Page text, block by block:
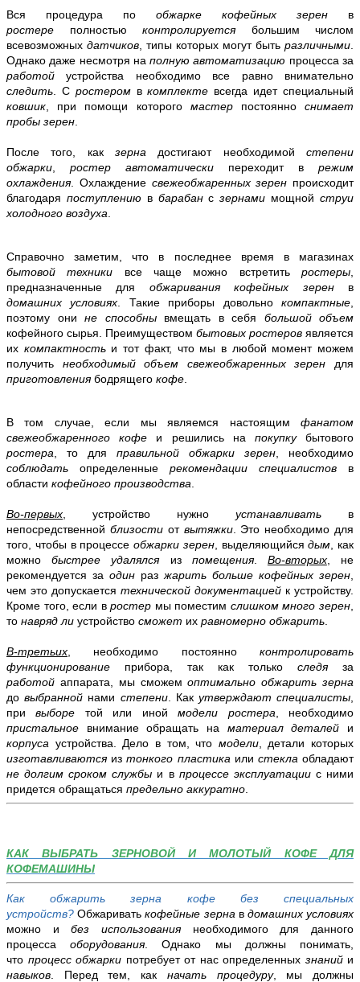
Вся процедура по обжарке кофейных зерен в
ростере полностью контролируется большим числом
всевозможных датчиков , типы которых могут быть различными
Однако даже несмотря наполную автоматизацию процесса за
работойустройства необходимо все равно внимательно
следить . С ростером вкомплекте всегда идет специальный
ковшик , при помощи которого мастер постоянноснимает
пробы зерен
После того, как зерна достигают необходимойстепени
обжарки
ростер автоматически переходит в режим
охлаждения. Охлаждение свежеобжаренных зерен происходит
благодаря поступлению в барабансзернами мощнойструи
холодного воздуха
Справочно заметим, что в последнее время в магазинах
бытовой техники все чаще можно встретитьростеры
предназначенные для обжаривания кофейных зерен в
домашних условиях . Такие приборы довольнокомпактные
поэтому они не способнывмещать в себя большой объем
кофейного сырья. Преимуществом бытовых ростеров является
их компактность и тот факт, что мы в любой момент можем
получить необходимый объем свежеобжаренных зерен для
приготовлениябодрящего кофе
В том случае, если мы являемся настоящим фанатом
свежеобжаренного кофе и решились на покупкубытового
ростера , то для правильной обжарки зерен , необходимо
соблюдать определенные рекомендации специалистов в
области кофейного производства
Во-первых , устройство нужно устанавливать в
непосредственной близости от вытяжки. Это необходимо для
того, чтобы в процессе обжарки зерен, выделяющийсядым , как
можнобыстрее удалялсяиз помещения. Во-вторых, не
рекомендуется за один раз жарить больше кофейных зерен
чем это допускается технической документацией к устройству.
Кроме того, если вростер мы поместим слишком много зерен
то навряд ли устройство сможет их равномерно обжарить
В-третьих , необходимо постоянно контролировать
функционирование прибора, так как только следя за
работой аппарата, мы сможемоптимально обжарить зерна
довыбранной нами степени. Как утверждают специалисты
привыборе той или иноймодели ростера , необходимо
пристальное внимание обращать на материал деталей и
корпуса устройства. Дело в том, что модели, детали которых
изготавливаются изтонкого пластика или стеклаобладают
не долгим сроком службы и в процессе эксплуатациис ними
придется обращаться предельно аккуратно
КАК ВЫБРАТЬ ЗЕРНОВОЙ И МОЛОТЫЙ КОФЕ ДЛЯ
КОФЕМАШИНЫ
Как обжарить зерна кофе без специальных
устройств? Обжаривать кофейные зерна вдомашних условиях
можно и без использованиянеобходимого для данного
процессаоборудования. Однако мы должны понимать,
что процесс обжарки потребует от нас определенных знаний и
навыков . Перед тем, как начать процедуру, мы должны